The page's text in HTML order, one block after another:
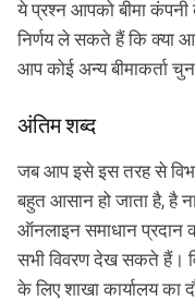
ये प्रश्न आपको बीमा
निर्णय ले सकते हैं कि क्या
आप कोई अन्य बीमाकर्ता
अंतिम शब्द
जब आप इसे इस तरह से
बहुत आसान हो जाता है, है
ऑनलाइन समाधान प्रदान
सभी विवरण देख सकते हैं।
के लिए शाखा कार्यालय का